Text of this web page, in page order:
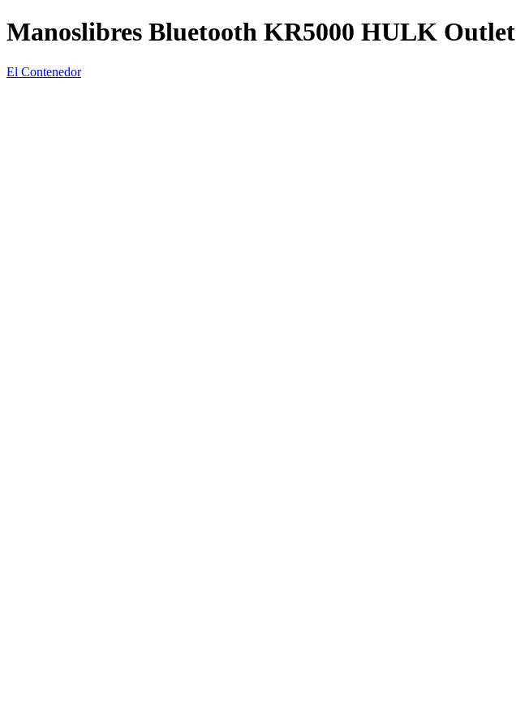
Manoslibres Bluetooth KR5000 HULK Outlet
El Contenedor